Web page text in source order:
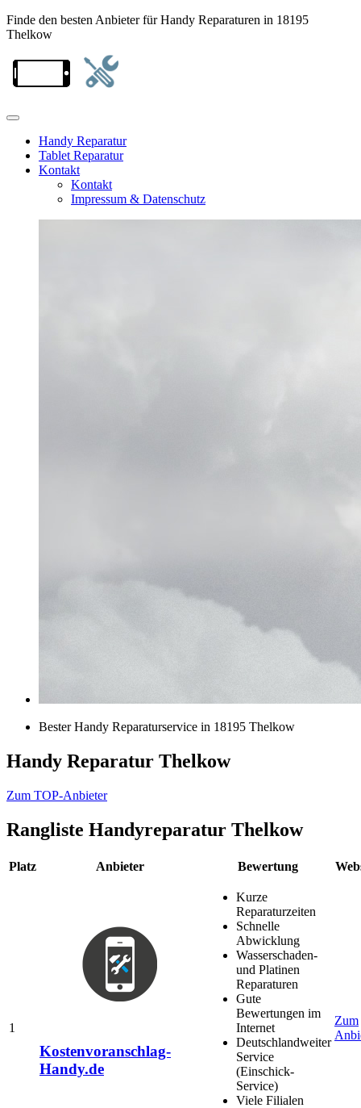
Finde den besten Anbieter für Handy Reparaturen in 18195
Thelkow
Handy Reparatur
Tablet Reparatur
Kontakt
Kontakt
Impressum & Datenschutz
Bester Handy Reparaturservice in 18195 Thelkow
Handy Reparatur Thelkow
Zum TOP-Anbieter
Rangliste Handyreparatur Thelkow
Platz Anbieter Bewertung
1
Kostenvoranschlag-
Handy.de
Kurze
Reparaturzeiten
Schnelle
Abwicklung
Wasserschaden-
und Platinen
Reparaturen
Gute
Bewertungen im
Internet
Deutschlandweiter
Service
(Einschick-
Service)
Viele Filialen
Zum